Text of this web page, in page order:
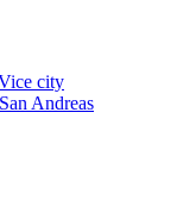
city
Andreas